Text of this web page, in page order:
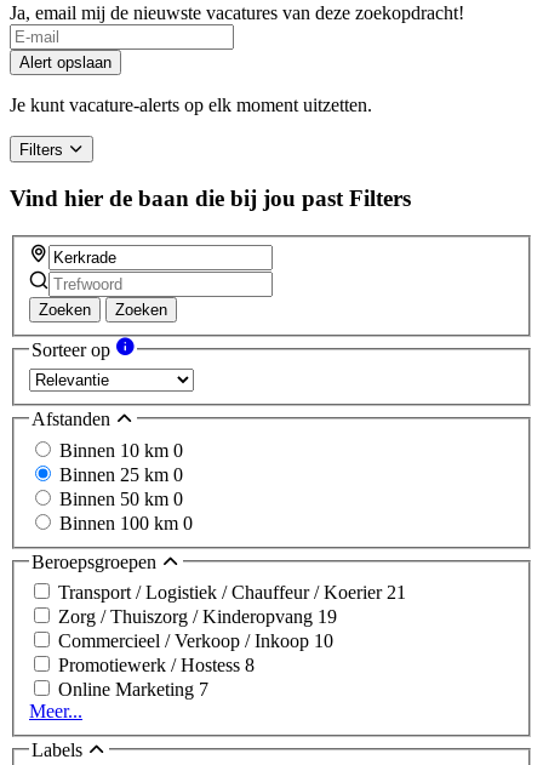
Ja, email mij de nieuwste vacatures van deze zoekopdracht!
Alert opslaan
Je kunt vacature-alerts op elk moment uitzetten.
Filters
Vind hier de baan die bij jou past Filters
Zoeken Zoeken
Sorteer op
Afstanden
Binnen 10 km 0
Binnen 25 km 0
Binnen 50 km 0
Binnen 100 km 0
Beroepsgroepen
Transport / Logistiek / Chauffeur / Koerier 21
Zorg / Thuiszorg / Kinderopvang 19
Commercieel / Verkoop / Inkoop 10
Promotiewerk / Hostess 8
Online Marketing 7
Meer...
Labels